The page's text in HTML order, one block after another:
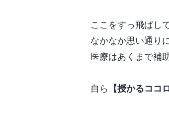
ここをすっ飛ばし
なかなか思い通り
医療はあくまで補
自ら 【授かるコ